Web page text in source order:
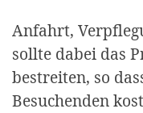
Anfahrt,
sollte dabei das
bestreiten, so
Besuchenden